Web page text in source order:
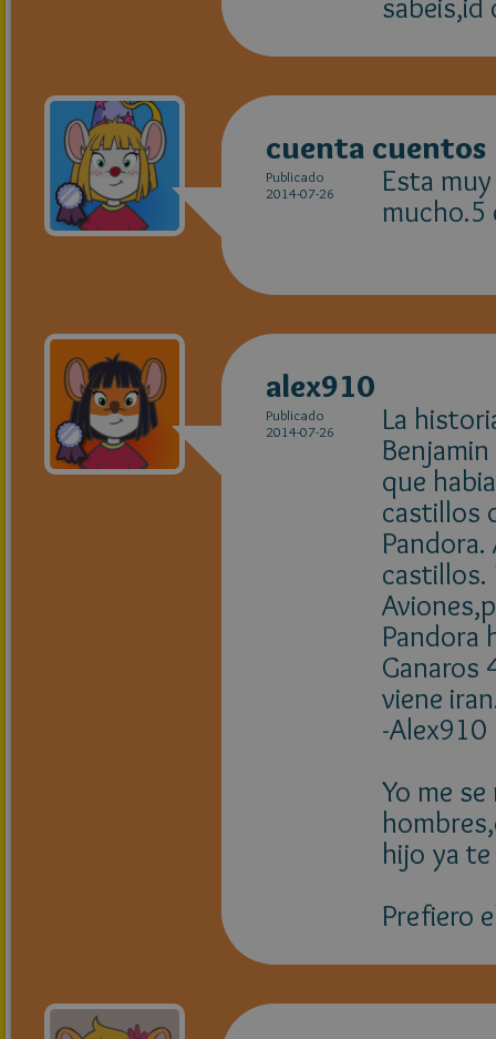
cuenta cuentos
Publicado
2014-07-26
Esta
mucho.5
alex910
Publicado
2014-07-26
La
que
castillos
castillos.
Pandora
Ganaros
viene
-Alex910
Yo me
hijo ya
Prefiero